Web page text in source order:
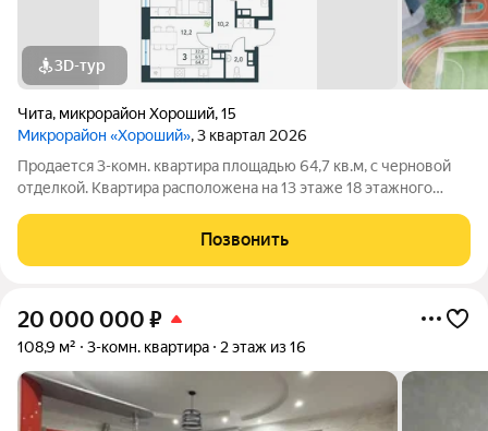
3D-тур
Чита, микрорайон Хороший,15
Микрорайон «Хороший», 3 квартал 2026
Продается 3-комн. квартира площадью 64,7 кв.м, с черновой
отделкой. Квартира расположена на 13 этаже 18 этажного
"Хороший" от АТОЛЛ. «Хороший» уютный микрорайон на
берегу озера Кенон. Мы
Позвонить
20 000 000 ₽
108,9 м² 3-комн. квартира 2 этаж из 16